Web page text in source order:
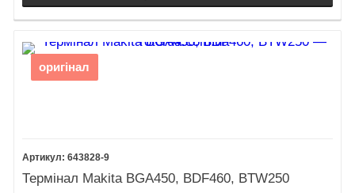
оригінал
643828-9
Термінал Makita BGA450, BDF460, BTW250